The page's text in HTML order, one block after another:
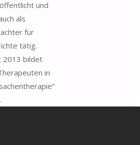
und
als
für
tätig.
2013 bildet
in